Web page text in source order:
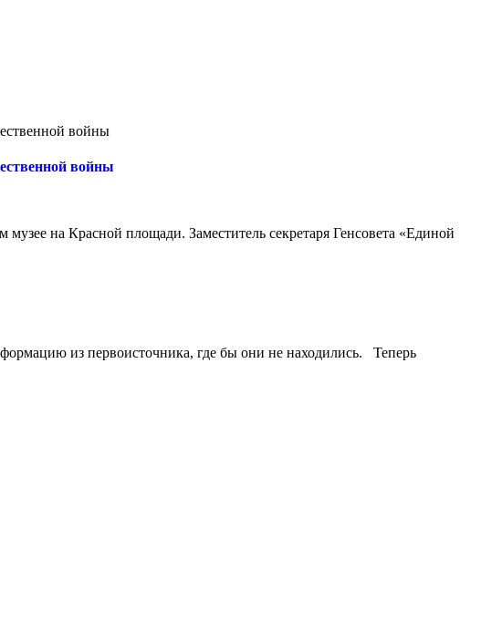
войны
войны
на Красной площади. Заместитель секретаря Генсовета «Единой
из первоисточника, где бы они не находились. Теперь